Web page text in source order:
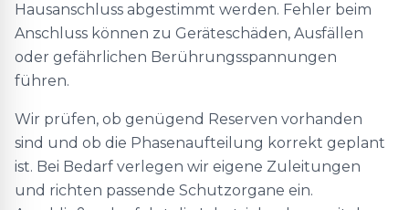
Hausanschluss abgestimmt werden. Fehler beim
Anschluss können zu Geräteschäden, Ausfällen
oder gefährlichen Berührungsspannungen
führen.
Wir prüfen, ob genügend Reserven vorhanden
sind und ob die Phasenaufteilung korrekt geplant
ist. Bei Bedarf verlegen wir eigene Zuleitungen
und richten passende Schutzorgane ein.